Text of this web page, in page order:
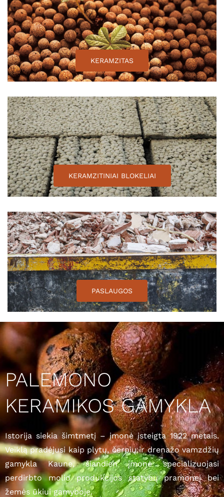
KERAMZITAS
KERAMZITINIAI BLOKELIAI
PASLAUGOS
PALEMONO
KERAMIKOS GAMYKLA
Istorija siekia šimtmetį – įmonė įsteigta 1922 metais.
Veiklą pradėjusi kaip plytų, čerpių ir drenažo vamzdžių
gamykla Kaune, šiandien įmonė specializuojasi
perdirbto molio produkcijos statybų pramonei bei
žemės ūkiui gamyboje.